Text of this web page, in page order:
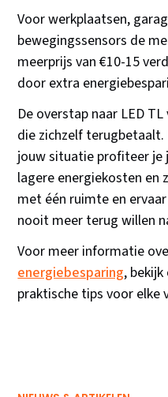
Voor werkplaatsen,
bewegingssensors de
meerprijs van €10-15
door extra
De overstap naar LED
die zichzelf
jouw situatie profiteer je
lagere energiekosten en
met één ruimte en
nooit meer terug willen
Voor meer informatie
energiebesparing,
praktische tips voor elke